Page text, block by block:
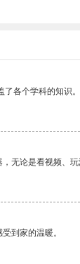
各个学科的知识
无论是看视频、
到家的温暖。